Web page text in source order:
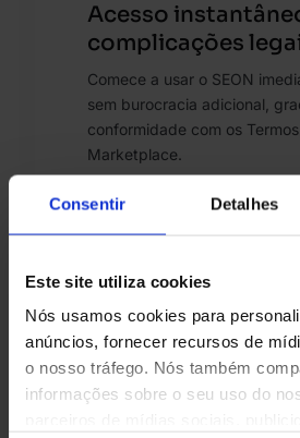
Consentir Detalhes
Este site utiliza cookies
Nós usamos cookies para
anúncios, fornecer recursos de
o nosso tráfego. Nós também
informações sobre o seu uso do
Acesso
complicações
Comece a usar o SEON
sem burocracia adicional,
conformidade com os
Marketplace.